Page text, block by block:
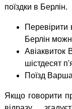
поїздки в Берлін.
Перевірити
Берлін
Авіаквиток
шістдесят
Поїзд
Якщо говорити